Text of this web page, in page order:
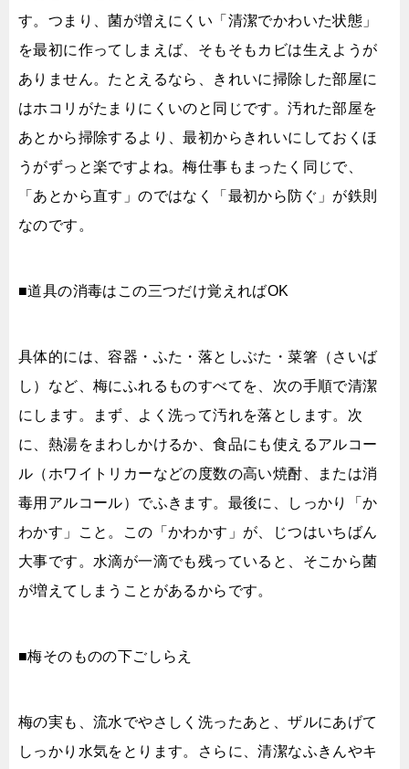
す。つまり、菌が増えにくい「清潔でかわいた状態」
を最初に作ってしまえば、そもそもカビは生えようが
ありません。たとえるなら、きれいに掃除した部屋に
はホコリがたまりにくいのと同じです。汚れた部屋を
あとから掃除するより、最初からきれいにしておくほ
うがずっと楽ですよね。梅仕事もまったく同じで、
「あとから直す」のではなく「最初から防ぐ」が鉄則
なのです。
■道具の消毒はこの三つだけ覚えればOK
具体的には、容器・ふた・落としぶた・菜箸（さいば
し）など、梅にふれるものすべてを、次の手順で清潔
にします。まず、よく洗って汚れを落とします。次
に、熱湯をまわしかけるか、食品にも使えるアルコー
ル（ホワイトリカーなどの度数の高い焼酎、または消
毒用アルコール）でふきます。最後に、しっかり「か
わかす」こと。この「かわかす」が、じつはいちばん
大事です。水滴が一滴でも残っていると、そこから菌
が増えてしまうことがあるからです。
■梅そのものの下ごしらえ
梅の実も、流水でやさしく洗ったあと、ザルにあげて
しっかり水気をとります。さらに、清潔なふきんやキ